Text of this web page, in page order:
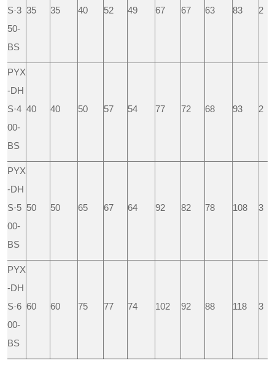
S·3
50-
BS
35 35 40 52 49 67 67 63 83 2
PYX
-DH
S·4
00-
BS
40 40 50 57 54 77 72 68 93 2
PYX
-DH
S·5
00-
BS
50 50 65 67 64 92 82 78 108 3
PYX
-DH
S·6
00-
BS
60 60 75 77 74 102 92 88 118 3